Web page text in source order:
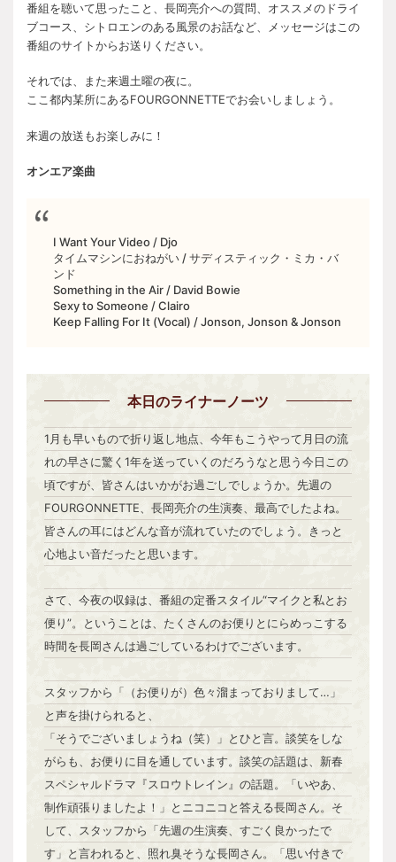
番組を聴いて思ったこと、長岡亮介への質問、オススメのドライ
ブコース、シトロエンのある風景のお話など、メッセージはこの
番組のサイトからお送りください。
それでは、また来週土曜の夜に。
ここ都内某所にあるFOURGONNETTEでお会いしましょう。
来週の放送もお楽しみに！
オンエア楽曲
I Want Your Video / Djo
タイムマシンにおねがい /サディスティック・ミカ・バ
ンド
Something in the Air / David Bowie
Sexy to Someone / Clairo
Keep Falling For It (Vocal) / Jonson, Jonson & Jonson
本日のライナーノーツ
1月も早いもので折り返し地点、今年もこうやって月日の流
れの早さに驚く1年を送っていくのだろうなと思う今日この
頃ですが、皆さんはいかがお過ごしでしょうか。先週の
FOURGONNETTE、長岡亮介の生演奏、最高でしたよね。
皆さんの耳にはどんな音が流れていたのでしょう。きっと
心地よい音だったと思います。
さて、今夜の収録は、番組の定番スタイル“マイクと私とお
便り”。ということは、たくさんのお便りとにらめっこする
時間を長岡さんは過ごしているわけでございます。
スタッフから「（お便りが）色々溜まっておりまして…」
と声を掛けられると、
「そうでございましょうね（笑）」とひと言。談笑をしな
がらも、お便りに目を通しています。談笑の話題は、新春
スペシャルドラマ『スロウトレイン』の話題。「いやあ、
制作頑張りましたよ！」とニコニコと答える長岡さん。そ
して、スタッフから「先週の生演奏、すごく良かったで
す」と言われると、照れ臭そうな長岡さん。「思い付きで